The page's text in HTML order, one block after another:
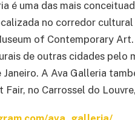
é uma das mais
no corredor
of Contemporary
de outras cidades pelo
A Ava Galleria
no Carrossel do